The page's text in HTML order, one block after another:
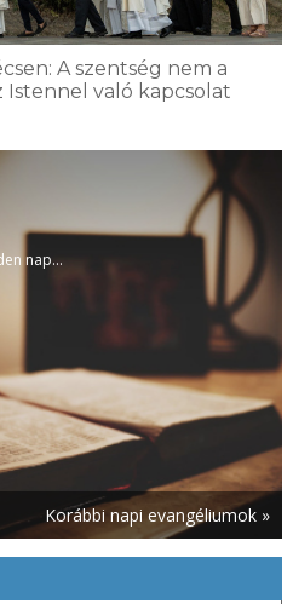
A szentség nem a
Istennel való kapcsolat
nap...
Korábbi napi evangéliumok »